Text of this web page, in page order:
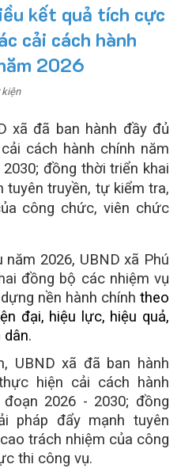
kết quả tích cực
cải cách hành
2026
xã đã ban hành đầy đủ
cách hành chính năm
đồng thời triển khai
tuyên truyền, tự kiểm tra,
công chức, viên chức
năm 2026, UBND xã Phú
đồng bộ các nhiệm vụ
nền hành chính theo
đại, hiệu lực, hiệu quả,
dân.
UBND xã đã ban hành
hiện cải cách hành
2026 - 2030; đồng
pháp đẩy mạnh tuyên
trách nhiệm của công
thi công vụ.